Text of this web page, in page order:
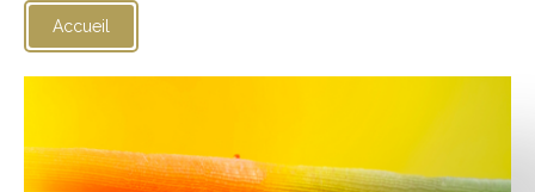
Accueil